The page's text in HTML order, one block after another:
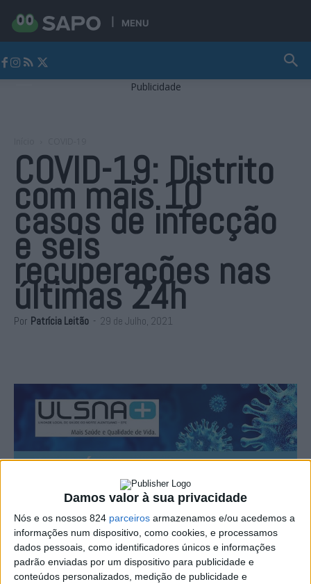
Damos valor à sua privacidade
Nós e os nossos 824 parceiros armazenamos e/ou acedemos a
informações num dispositivo, como cookies, e processamos
dados pessoais, como identificadores únicos e informações
padrão enviadas por um dispositivo para publicidade e
conteúdos personalizados, medição de publicidade e
MENU
Publicidade
COVID-19: Distrito
com mais 10
casos de infecção
e seis
recuperações nas
últimas 24h
Por Patrícia Leitão - 29 de Julho, 2021
A Unidade Local de Saúde do Norte Alentejo (ULSNA)
registou nas últimas 24 horas no distrito de Portalegre